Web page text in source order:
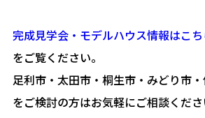
完成見学会・モデルハウス情報はこち
をご覧ください。
足利市・太田市・桐生市・みどり市
をご検討の方はお気軽にご相談くだ